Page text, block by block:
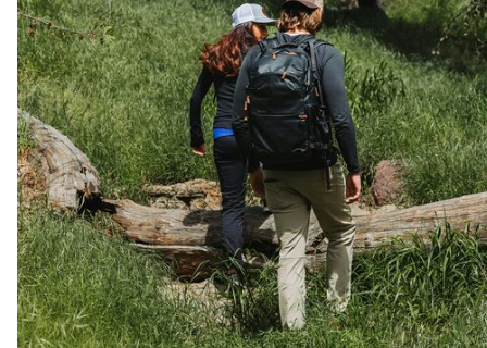
Getrennt.Leben
Kalender